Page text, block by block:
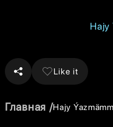
Hajy
Like it
Главная Hajy